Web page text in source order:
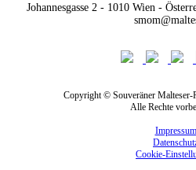
Johannesgasse 2 - 1010 Wien -
Copyright © Souveräner
Alle Rechte
Impressum
Cookie-